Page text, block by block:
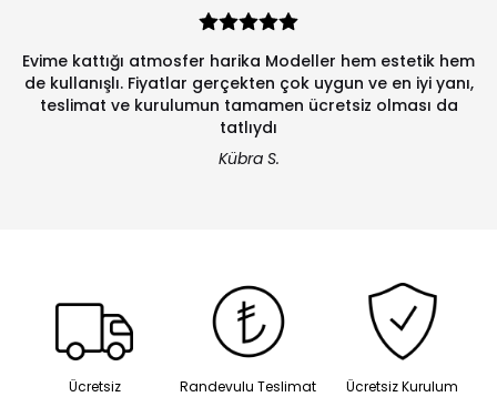
Evime kattığı atmosfer harika Modeller hem estetik hem
de kullanışlı. Fiyatlar gerçekten çok uygun ve en iyi yanı,
teslimat ve kurulumun tamamen ücretsiz olması da
tatlıydı
Kübra S.
Ücretsiz Randevulu Teslimat Ücretsiz Kurulum